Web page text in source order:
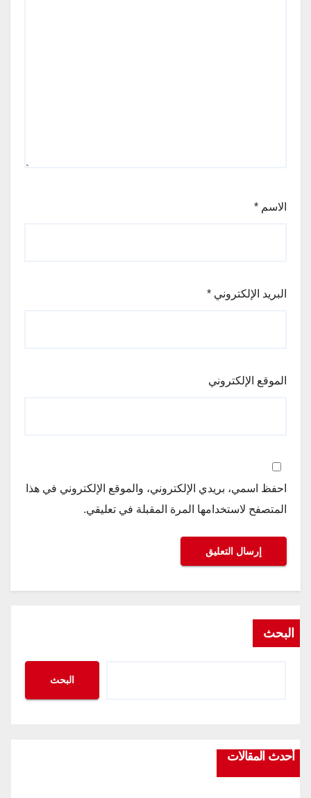
الاسم *
البريد الإلكتروني *
الموقع الإلكتروني
احفظ اسمي، بريدي الإلكتروني، والموقع الإلكتروني في هذا
المتصفح لاستخدامها المرة المقبلة في تعليقي.
البحث
البحث
أحدث المقالات